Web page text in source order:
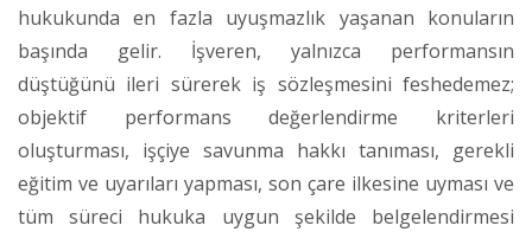
hukukunda en fazla uyuşmazlık yaşanan konuların
başında gelir. İşveren, yalnızca performansın
düştüğünü ileri sürerek iş sözleşmesini feshedemez;
objektif performans değerlendirme kriterleri
oluşturması, işçiye savunma hakkı tanıması, gerekli
eğitim ve uyarıları yapması, son çare ilkesine uyması ve
tüm süreci hukuka uygun şekilde belgelendirmesi